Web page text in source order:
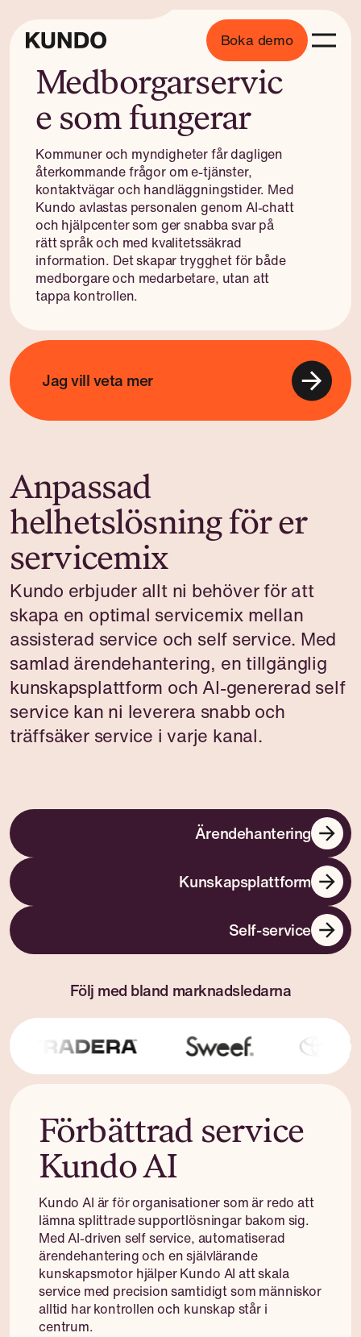
Boka demo
Medborgarservic
e som fungerar
Kommuner och myndigheter får dagligen
återkommande frågor om e-tjänster,
kontaktvägar och handläggningstider. Med
Kundo avlastas personalen genom AI-chatt
och hjälpcenter som ger snabba svar på
rätt språk och med kvalitetssäkrad
information. Det skapar trygghet för både
medborgare och medarbetare, utan att
tappa kontrollen.
Jag vill veta mer
Anpassad
helhetslösning för er
servicemix
Kundo erbjuder allt ni behöver för att
skapa en optimal servicemix mellan
assisterad service och self service. Med
samlad ärendehantering, en tillgänglig
kunskapsplattform och AI-genererad self
service kan ni leverera snabb och
träffsäker service i varje kanal.
Följ med bland marknadsledarna
Förbättrad service
Kundo AI
Kundo AI är för organisationer som är redo att
lämna splittrade supportlösningar bakom sig.
Med AI-driven self service, automatiserad
ärendehantering och en självlärande
kunskapsmotor hjälper Kundo AI att skala
service med precision samtidigt som människor
alltid har kontrollen och kunskap står i
centrum.